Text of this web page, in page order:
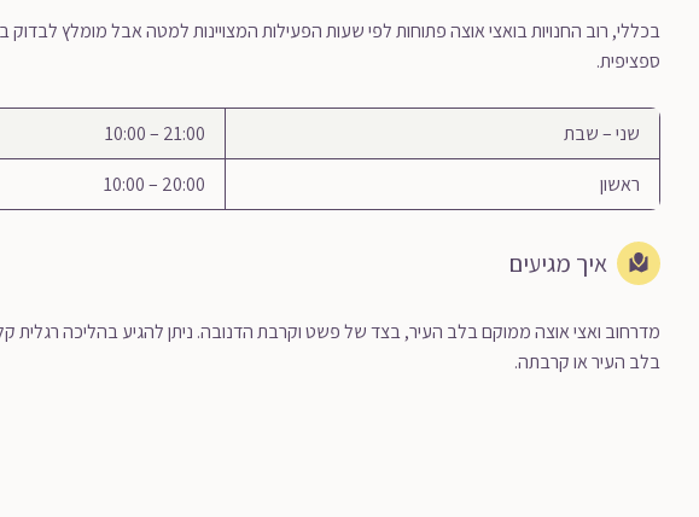
בכללי, רוב החנויות בואצי אוצה פתוחות לפי שעות הפעילות המצויינות למטה אבל מומלץ לבדוק
ספציפית.
שני – שבת
21:00 – 10:00
ראשון
20:00 – 10:00
איך מגיעים
בלב העיר או קרבתה.